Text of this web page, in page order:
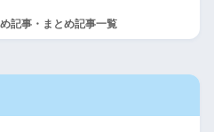
んこ、微安価】
は家に帰りたい
記事・まとめ記事一覧